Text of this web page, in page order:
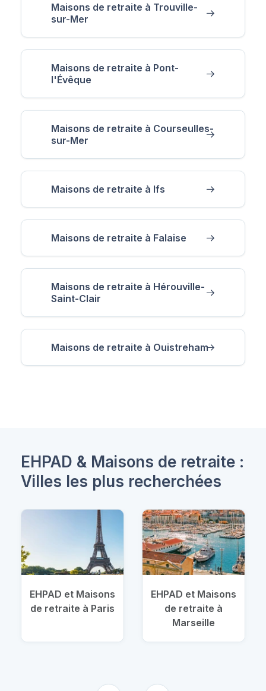
Maisons de retraite à Trouville-
sur-Mer
Maisons de retraite à Pont-
l'Évêque
Maisons de retraite à Courseulles-
sur-Mer
Maisons de retraite à Ifs
Maisons de retraite à Falaise
Maisons de retraite à Hérouville-
Saint-Clair
Maisons de retraite à Ouistreham
EHPAD & Maisons de retraite :
Villes les plus recherchées
EHPAD et Maisons
de retraite à Paris
EHPAD et Maisons
de retraite à
Marseille